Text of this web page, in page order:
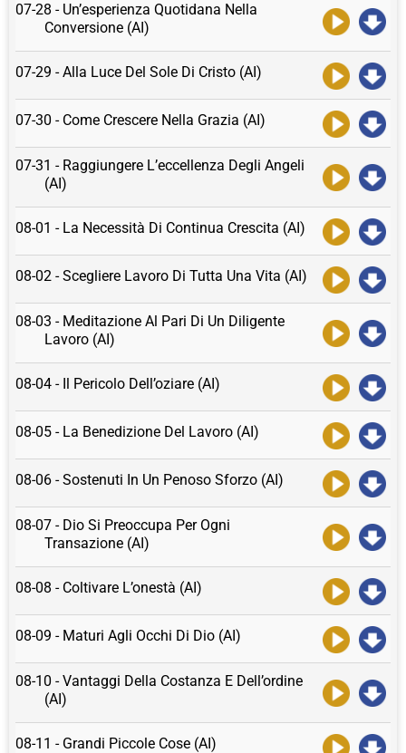
07-28 - Un’esperienza Quotidana Nella
Conversione (AI)
07-29 - Alla Luce Del Sole Di Cristo (AI)
07-30 - Come Crescere Nella Grazia (AI)
07-31 - Raggiungere L’eccellenza Degli Angeli
(AI)
08-01 - La Necessità Di Continua Crescita (AI)
08-02 - Scegliere Lavoro Di Tutta Una Vita (AI)
08-03 - Meditazione Al Pari Di Un Diligente
Lavoro (AI)
08-04 - Il Pericolo Dell’oziare (AI)
08-05 - La Benedizione Del Lavoro (AI)
08-06 - Sostenuti In Un Penoso Sforzo (AI)
08-07 - Dio Si Preoccupa Per Ogni
Transazione (AI)
08-08 - Coltivare L’onestà (AI)
08-09 - Maturi Agli Occhi Di Dio (AI)
08-10 - Vantaggi Della Costanza E Dell’ordine
(AI)
08-11 - Grandi Piccole Cose (AI)